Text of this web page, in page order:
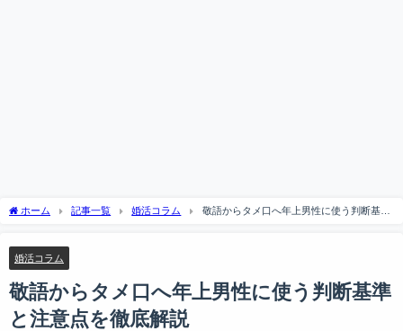
ホーム 記事一覧 婚活コラム
敬語からタメ口へ年上男性に使う判断基準
婚活コラム
敬語からタメ口へ年上男性に使う判断基準
と注意点を徹底解説